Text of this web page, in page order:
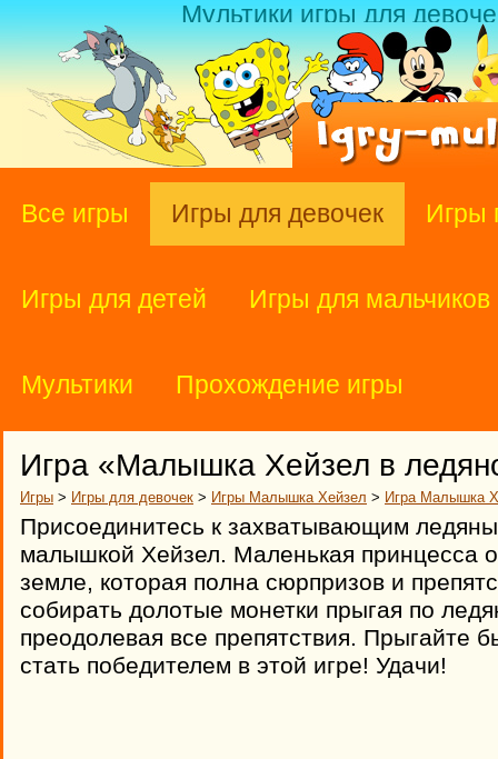
Мультики игры для
Все игры Игры для девочек Игры
Игры для детей Игры для мальчиков
Мультики Прохождение игры
Игра «Малышка Хейзел в
Игры > Игры для девочек > Игры Малышка Хейзел > Игра Малышка
Присоединитесь к захватывающим
малышкой Хейзел. Маленькая принцесса
земле, которая полна сюрпризов и
собирать долотые монетки прыгая по
преодолевая все препятствия. Прыгайте
стать победителем в этой игре! Удачи!